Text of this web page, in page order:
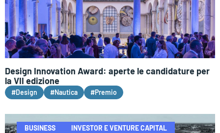
Design Innovation Award: aperte le candidature per
la VII edizione
#Design #Nautica #Premio
BUSINESS INVESTOR E VENTURE CAPITAL